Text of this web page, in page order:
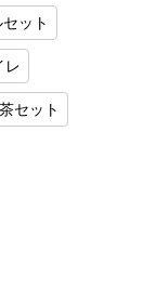
ット
レ
セット